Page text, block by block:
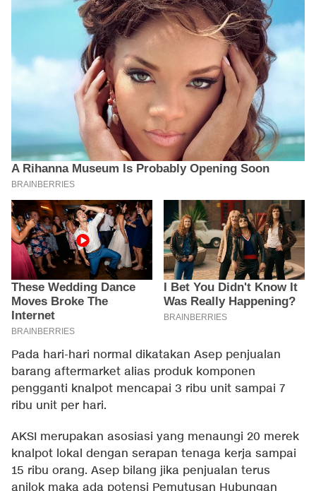
Pada hari-hari normal dikatakan Asep penjualan
barang aftermarket alias produk komponen
pengganti knalpot mencapai 3 ribu unit sampai 7
ribu unit per hari.
AKSI merupakan asosiasi yang menaungi 20 merek
knalpot lokal dengan serapan tenaga kerja sampai
15 ribu orang. Asep bilang jika penjualan terus
anjlok maka ada potensi Pemutusan Hubungan